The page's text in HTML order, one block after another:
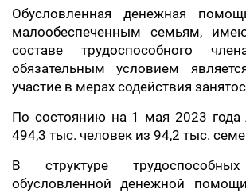
Обусловленная денежная
малообеспеченным семьям,
составе трудоспособного
обязательным условием
участие в мерах содействия
По состоянию на 1 мая 2023 года
494,3 тыс. человек из 94,2 тыс.
В структуре трудоспособных
обусловленной денежной